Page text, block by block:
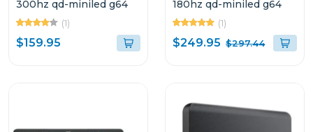
300hz qd-miniled g64
(1)
$159.95
180hz qd-miniled g64
(1)
$249.95 $297.44